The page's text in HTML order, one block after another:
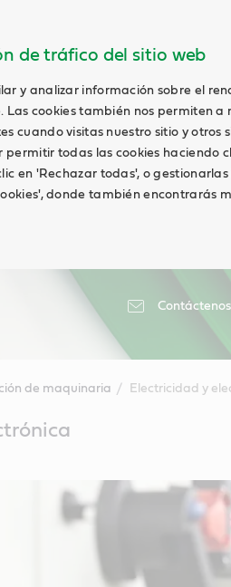
de tráfico del sitio web
y analizar información sobre el
cookies también nos permiten a
cuando visitas nuestro sitio y otros
permitir todas las cookies haciendo
en 'Rechazar todas', o
donde también encontrarás
Contáctenos
de maquinaria Electricidad y